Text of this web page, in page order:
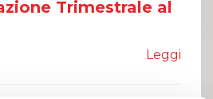
Trimestrale al
Leggi